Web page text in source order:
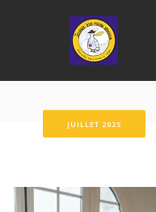
JUILLET 2025